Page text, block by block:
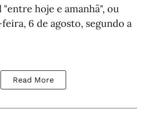
hoje e amanhã", ou
6 de agosto, segundo a
Read More